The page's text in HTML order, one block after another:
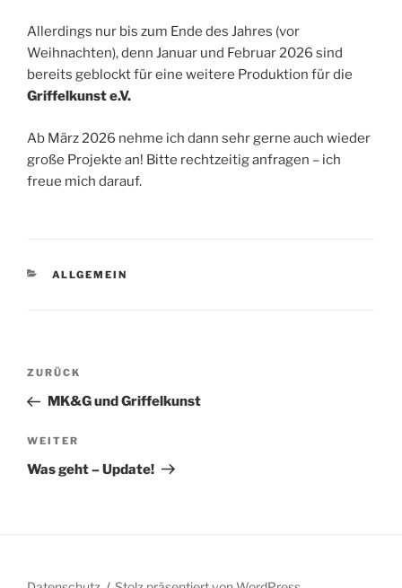
Allerdings nur bis zum Ende des Jahres (vor
Weihnachten), denn Januar und Februar 2026 sind
bereits geblockt für eine weitere Produktion für die
Griffelkunst e.V.
Ab März 2026 nehme ich dann sehr gerne auch wieder
große Projekte an! Bitte rechtzeitig anfragen – ich
freue mich darauf.
KATEGORIEN
ALLGEMEIN
Beitragsnavigation
Vorheriger
Beitrag
ZURÜCK
MK&G und Griffelkunst
Nächster
Beitrag
WEITER
Was geht – Update!